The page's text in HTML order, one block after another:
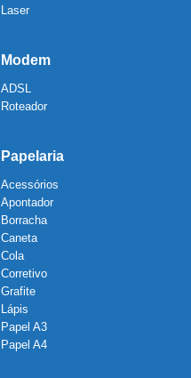
Laser
Modem
ADSL
Roteador
Papelaria
Acessórios
Apontador
Borracha
Caneta
Cola
Corretivo
Grafite
Lápis
Papel A3
Papel A4